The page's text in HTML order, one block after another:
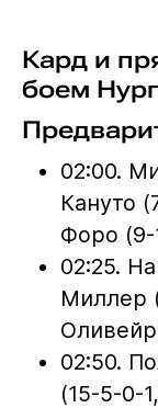
Кард и
боем
02:00.
Кануто
Форо (9-
02:25.
Миллер
02:50.
(15-5-0-